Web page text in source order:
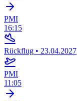
PMI
16:15
Rückflug • 23.04.2027
PMI
11:05